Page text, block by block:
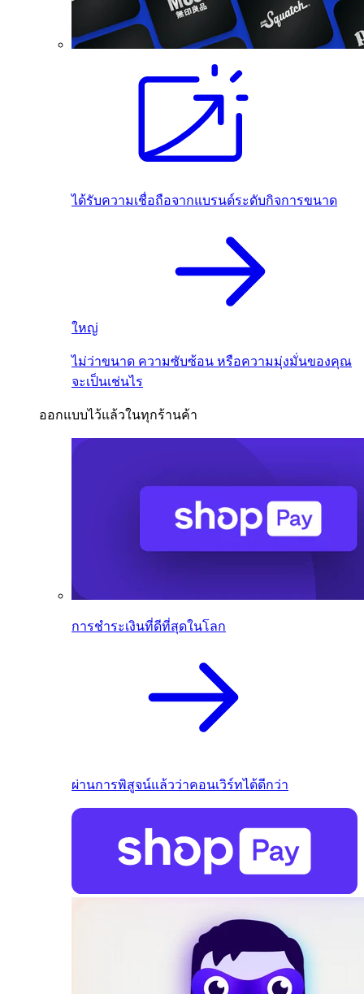
ได้รับความเชื่อถือจากแบรนด์ระดับกิจการขนาด
ใหญ่
ไม่ว่าขนาด ความซับซ้อน หรือความมุ่งมั่นของคุณ
จะเป็นเช่นไร
ออกแบบไว้แล้วในทุกร้านค้า
การชำระเงินที่ดีที่สุดในโลก
ผ่านการพิสูจน์แล้วว่าคอนเวิร์ทได้ดีกว่า